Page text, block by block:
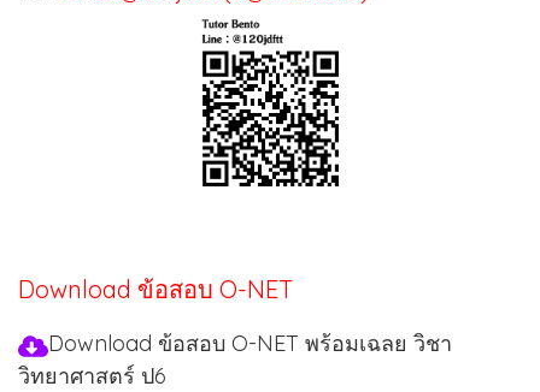
Download ข้อสอบ O-NET
Download ข้อสอบ O-NET พร้อมเฉลย วิชา
วิทยาศาสตร์ ป6